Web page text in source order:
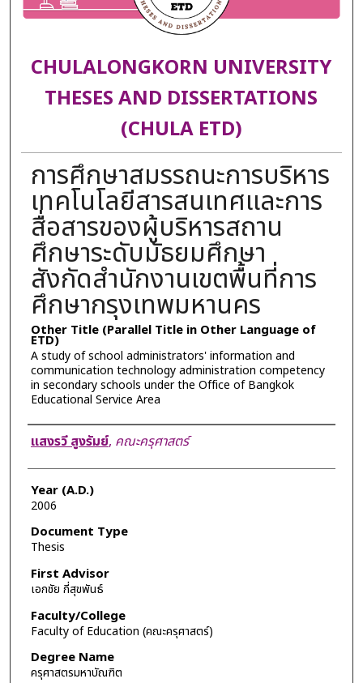
CHULALONGKORN UNIVERSITY
THESES AND DISSERTATIONS
(CHULA ETD)
การศึกษาสมรรถนะการบริหาร
เทคโนโลยีสารสนเทศและการ
สื่อสารของผู้บริหารสถาน
ศึกษาระดับมัธยมศึกษา
สังกัดสำนักงานเขตพื้นที่การ
ศึกษากรุงเทพมหานคร
Other Title (Parallel Title in Other Language of
ETD)
A study of school administrators' information and
communication technology administration competency
in secondary schools under the Office of Bangkok
Educational Service Area
Author
แสงรวี สูงรัมย์, คณะครุศาสตร์
Year (A.D.)
2006
Document Type
Thesis
First Advisor
เอกชัย กี่สุขพันธ์
Faculty/College
Faculty of Education (คณะครุศาสตร์)
Degree Name
ครุศาสตรมหาบัณฑิต